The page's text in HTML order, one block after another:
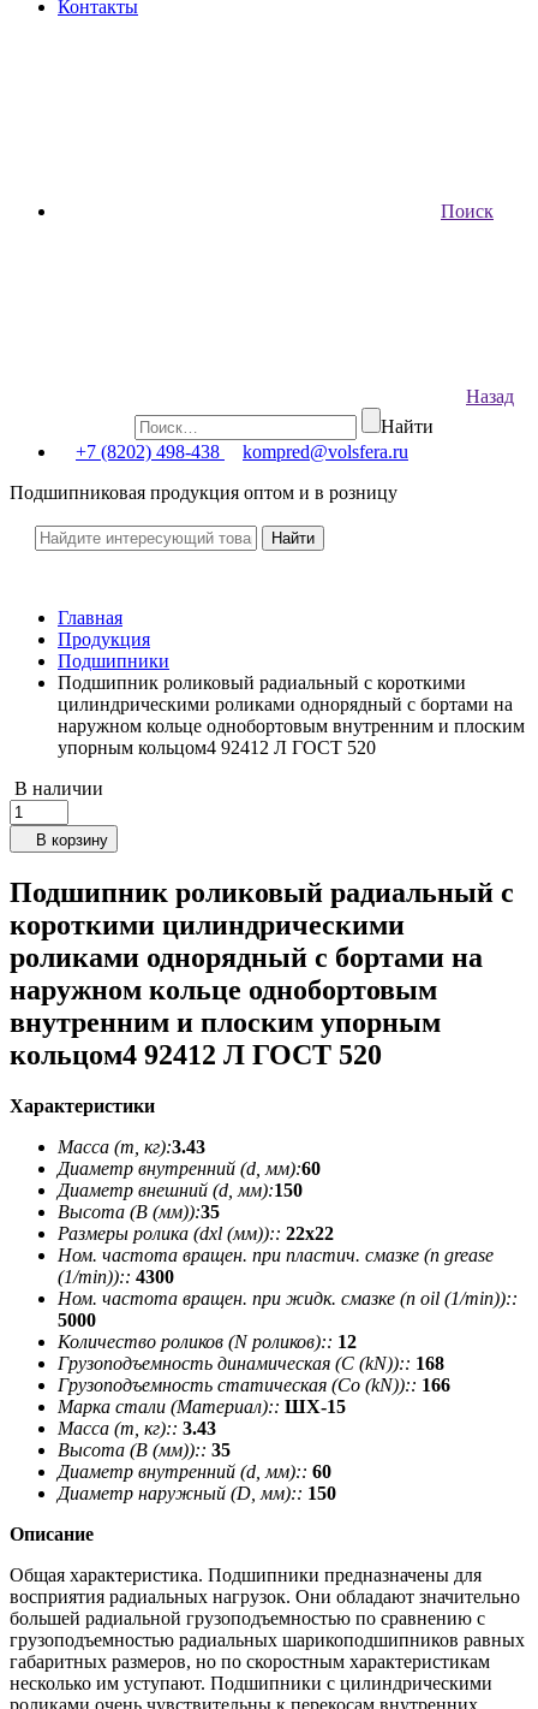
Контакты
Поиск
Назад
Найти
+7 (8202) 498-438
kompred@volsfera.ru
Подшипниковая продукция оптом и в розницу
Главная
Продукция
Подшипники
Подшипник роликовый радиальный с короткими
цилиндрическими роликами однорядный с бортами на
наружном кольце однобортовым внутренним и плоским
упорным кольцом4 92412 Л ГОСТ 520
В наличии
В корзину
Подшипник роликовый радиальный с
короткими цилиндрическими
роликами однорядный с бортами на
наружном кольце однобортовым
внутренним и плоским упорным
кольцом4 92412 Л ГОСТ 520
Характеристики
Масса (m, кг):3.43
Диаметр внутренний (d, мм):60
Диаметр внешний (d, мм):150
Высота (В (мм)):35
Размеры ролика (dxl (мм)):: 22х22
Ном. частота вращен. при пластич. смазке (n grease
(1/min)):: 4300
Ном. частота вращен. при жидк. смазке (n oil (1/min))::
5000
Количество роликов (N роликов):: 12
Грузоподъемность динамическая (C (kN)):: 168
Грузоподъемность статическая (Co (kN)):: 166
Марка стали (Материал):: ШХ-15
Масса (m, кг):: 3.43
Высота (В (мм)):: 35
Диаметр внутренний (d, мм):: 60
Диаметр наружный (D, мм):: 150
Описание
Общая характеристика. Подшипники предназначены для
восприятия радиальных нагрузок. Они обладают значительно
большей радиальной грузоподъемностью по сравнению с
грузоподъемностью радиальных шарикоподшипников равных
габаритных размеров, но по скоростным характеристикам
несколько им уступают. Подшипники с цилиндрическими
роликами очень чувствительны к перекосам внутренних